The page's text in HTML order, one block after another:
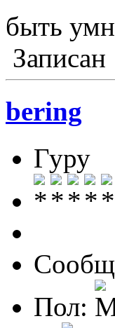
быть
Записан
bering
Гуру
Пол: